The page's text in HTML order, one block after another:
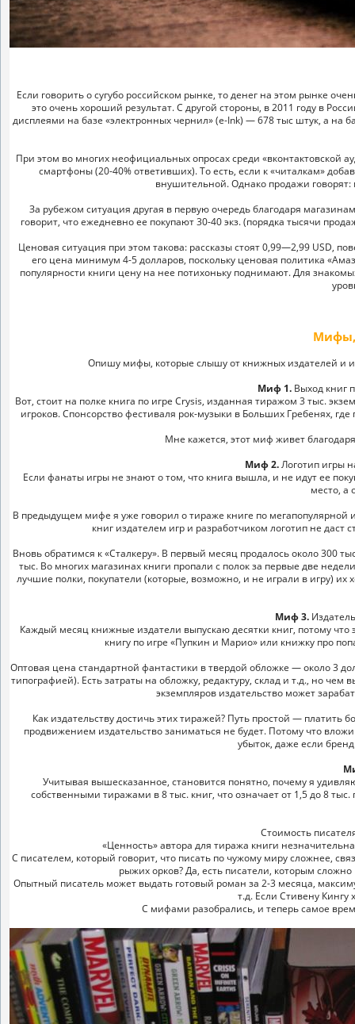
Если говорить о сугубо российском рынке, то денег на этом рынке
это очень хороший результат. С другой стороны, в 2011 году в
дисплеями на базе «электронных чернил» (e-Ink) — 678 тыс штук, а на
При этом во многих неофициальных опросах среди «вконтактовской
смартфоны (20-40% ответивших). То есть, если к «читалкам»
внушительной. Однако продажи
За рубежом ситуация другая в первую очередь благодаря
говорит, что ежедневно ее покупают 30-40 экз. (порядка тысячи
Ценовая ситуация при этом такова: рассказы стоят 0,99—2,99 USD,
его цена минимум 4-5 долларов, поскольку ценовая политика
популярности книги цену на нее потихоньку поднимают. Для
Мифы,
Опишу мифы, которые слышу от книжных издателей и
Миф 1.Выход книг
Вот, стоит на полке книга по игре Crysis, изданная тиражом 3 тыс.
игроков. Спонсорство фестиваля рок-музыки в Больших Гребенях,
Мне кажется, этот миф живет
Миф 2.Логотип игры
Если фанаты игры не знают о том, что книга вышла, и не идут ее
место, а
В предыдущем мифе я уже говорил о тираже книге по
книг издателем игр и разработчиком логотип не даст
Вновь обратимся к «Сталкеру». В первый месяц продалось около 300
тыс. Во многих магазинах книги пропали с полок за первые две
лучшие полки, покупатели (которые, возможно, и не играли в игру)
Миф 3.
Каждый месяц книжные издатели выпускаю десятки книг, потому
книгу по игре «Пупкин и Марио» или книжку про
Оптовая цена стандартной фантастики в твердой обложке — около 3
типографией). Есть затраты на обложку, редактуру, склад и т.д., но
экземпляров издательство может
Как издательству достичь этих тиражей? Путь простой —
продвижением издательство заниматься не будет. Потому что
убыток, даже если
Учитывая вышесказанное, становится понятно, почему я
собственными тиражами в 8 тыс. книг, что означает от 1,5 до 8
Стоимость
«Ценность» автора для тиража книги
С писателем, который говорит, что писать по чужому миру сложнее,
рыжих орков? Да, есть писатели, которым
Опытный писатель может выдать готовый роман за 2-3 месяца,
т.д. Если Стивену Кингу
С мифами разобрались, и теперь самое